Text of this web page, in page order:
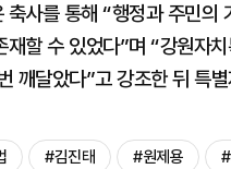
축사를 통해 “행정과 주민의
재할 수 있었다”며 “강원자
깨달았다”고 강조한 뒤 특
#김진태 #원제용